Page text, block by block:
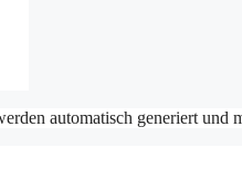
automatisch generiert und